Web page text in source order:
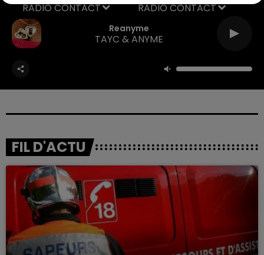
Reanyme
TAYC & ANYME
RADIO CONTACT
FIL D'ACTU